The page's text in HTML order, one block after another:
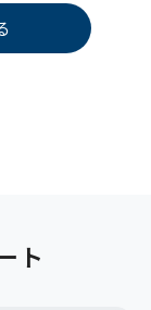
ト